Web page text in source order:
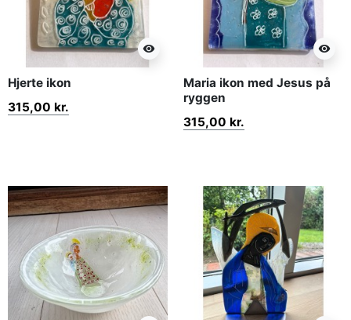
visibility
Hjerte ikon
315,00 kr.
visibility
Maria ikon med Jesus på
ryggen
315,00 kr.